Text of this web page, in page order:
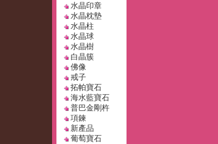
水晶印章
水晶枕墊
水晶柱
水晶球
水晶樹
白晶簇
佛像
戒子
拓帕寶石
海水藍寶石
普巴金剛杵
項鍊
新產品
葡萄寶石